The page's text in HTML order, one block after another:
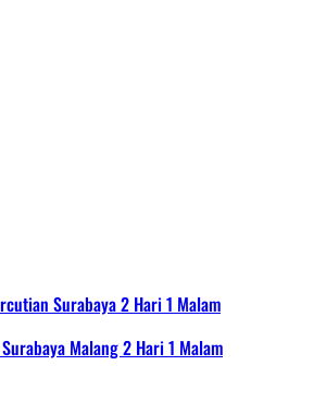
Surabaya 2 Hari 1 Malam
Malang 2 Hari 1 Malam